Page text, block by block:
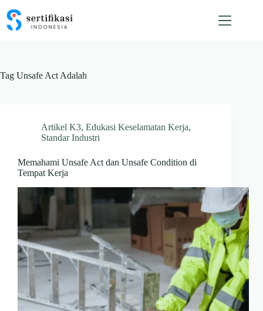
content
Tag Unsafe Act Adalah
Artikel K3, Edukasi Keselamatan Kerja,
Standar Industri
Memahami Unsafe Act dan Unsafe Condition di
Tempat Kerja